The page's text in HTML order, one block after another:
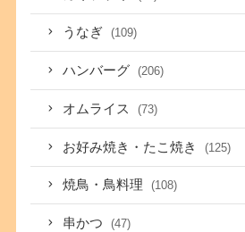
うなぎ (109)
ハンバーグ (206)
オムライス (73)
お好み焼き・たこ焼き (125)
焼鳥・鳥料理 (108)
串かつ (47)